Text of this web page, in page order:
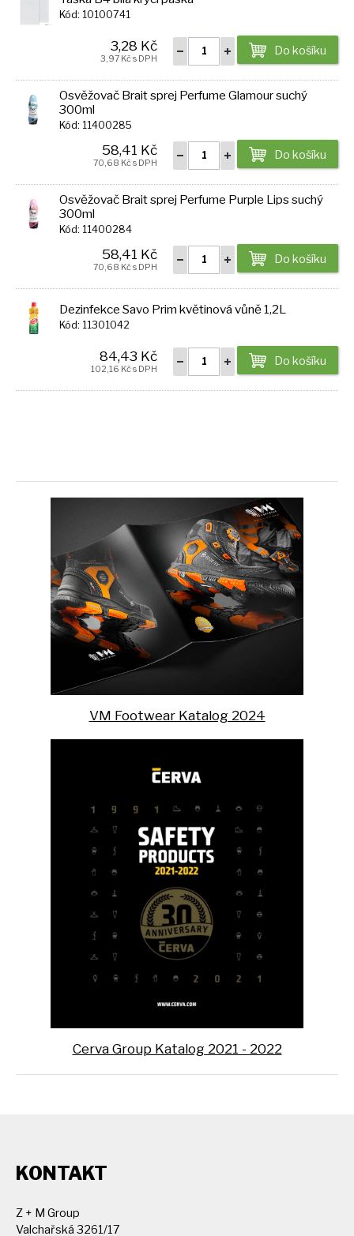
Kód: 10100741
Do košíku
3,28 Kč
3,97 Kč s DPH
Osvěžovač Brait sprej Perfume Glamour suchý
300ml
Kód: 11400285
Do košíku
58,41 Kč
70,68 Kč s DPH
Osvěžovač Brait sprej Perfume Purple Lips suchý
300ml
Kód: 11400284
Do košíku
58,41 Kč
70,68 Kč s DPH
Dezinfekce Savo Prim květinová vůně 1,2L
Kód: 11301042
Do košíku
84,43 Kč
102,16 Kč s DPH
VM Footwear Katalog 2024
Cerva Group Katalog 2021 - 2022
KONTAKT
Z + M Group
Valchařská 3261/17